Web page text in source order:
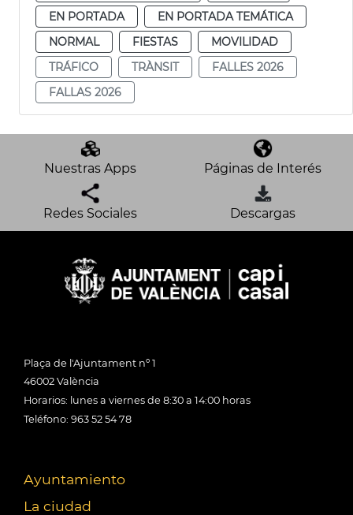
EN PORTADA
EN PORTADA TEMÁTICA
NORMAL
FIESTAS
MOVILIDAD
TRÁFICO
TRÀNSIT
FALLES 2026
FALLAS 2026
Nuestras Apps Páginas de Interés
Redes Sociales Descargas
Plaça de l'Ajuntament nº 1
46002 València
Horarios: lunes a viernes de 8:30 a 14:00 horas
Teléfono: 963 52 54 78
Ayuntamiento
La ciudad